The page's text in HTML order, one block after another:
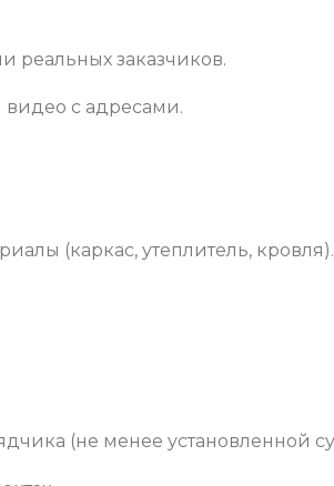
реальных заказчиков.
видео с адресами.
(каркас, утеплитель, кровля).
(не менее установленной